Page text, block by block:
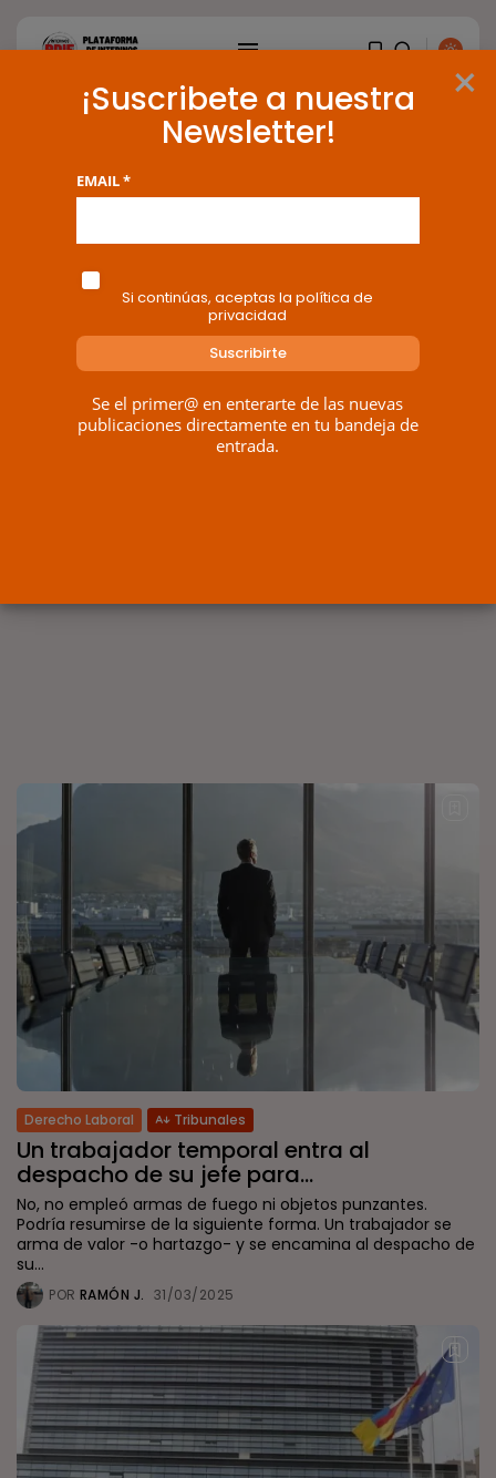
BUSCAR
ENTRADAS RECIENTES
Canarias
El Ministerio de Justicia vende
marzo 2025
20 results found
Derecho Laboral Tribunales
Un trabajador temporal entra al
despacho de su jefe para...
No, no empleó armas de fuego ni objetos punzantes.
Podría resumirse de la siguiente forma. Un trabajador se
arma de valor -o hartazgo- y se encamina al despacho de
su...
POR RAMÓN J. 31/03/2025
×
¡Suscribete a nuestra
Newsletter!
EMAIL *
Si continúas, aceptas la política de
privacidad
Se el primer@ en enterarte de las nuevas
publicaciones directamente en tu bandeja de
entrada.